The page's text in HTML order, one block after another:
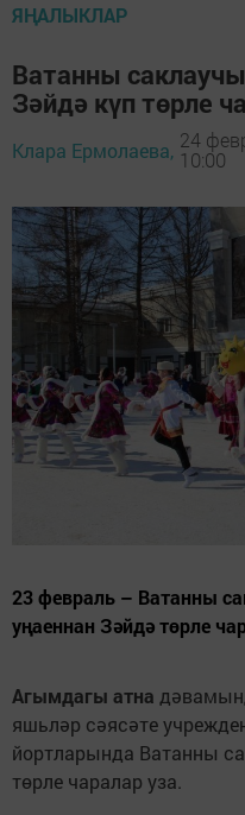
ЯҢАЛЫКЛАР
Ватанны
Зәйдә күп төрле
Клара Ермолаева, 24
10:00
23 февраль – Ватанны
уңаеннан Зәйдә төрле
Агымдагы атна
яшьләр сәясәте
йортларында Ватанны
төрле чаралар уза.